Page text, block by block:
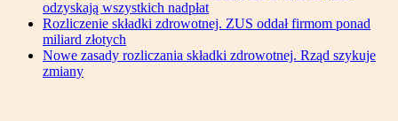
odzyskają wszystkich nadpłat
Rozliczenie składki zdrowotnej. ZUS oddał firmom ponad
miliard złotych
Nowe zasady rozliczania składki zdrowotnej. Rząd szykuje
zmiany